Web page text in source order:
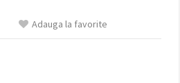
Adauga la favorite